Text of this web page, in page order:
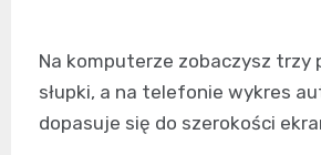
Na komputerze zobaczysz trzy
słupki, a na telefonie wykres
dopasuje się do szerokości